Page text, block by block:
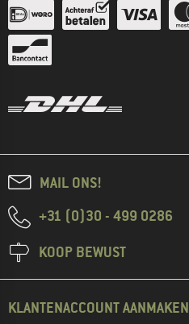
MAIL ONS!
+31 (0)30 - 499 0286
KOOP BEWUST
KLANTENACCOUNT AANMAKEN